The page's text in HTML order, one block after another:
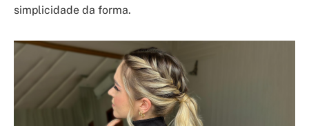
simplicidade da forma.